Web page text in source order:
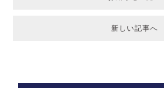
新しい記事へ